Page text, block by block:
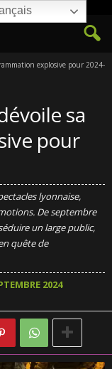
Culture
explosive pour 2024-
sa
pour
lyonnaise,
De septembre
un large public,
quête de
2024